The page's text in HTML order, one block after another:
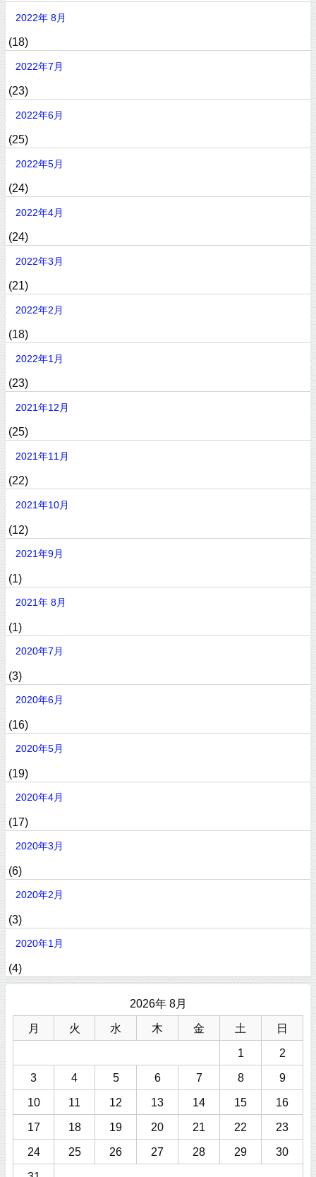
2022年 8月
(18)
2022年7月
(23)
2022年6月
(25)
2022年5月
(24)
2022年4月
(24)
2022年3月
(21)
2022年2月
(18)
2022年1月
(23)
2021年12月
(25)
2021年11月
(22)
2021年10月
(12)
2021年9月
(1)
2021年 8月
(1)
2020年7月
(3)
2020年6月
(16)
2020年5月
(19)
2020年4月
(17)
2020年3月
(6)
2020年2月
(3)
2020年1月
(4)
2026年 8月
月 火 水 木 金 土 日
1 2
3 4 5 6 7 8 9
10 11 12 13 14 15 16
17 18 19 20 21 22 23
24 25 26 27 28 29 30